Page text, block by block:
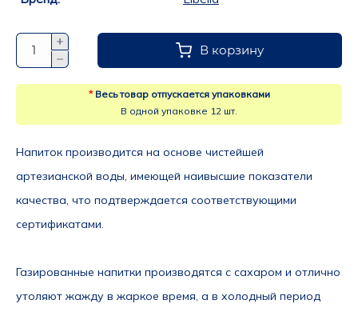
В корзину
*Весь товар отпускается упаковками
В одной упаковке 12 шт.
Напиток производится на основе чистейшей
артезианской воды, имеющей наивысшие показатели
качества, что подтверждается соответствующими
сертификатами.
Газированные напитки производятся с сахаром и отлично
утоляют жажду в жаркое время, а в холодный период